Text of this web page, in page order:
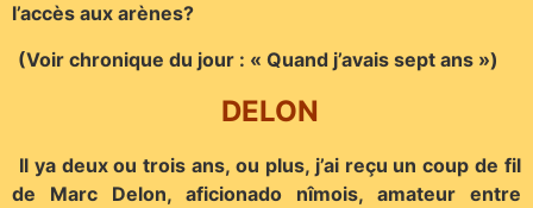
l’accès aux arènes?
(Voir chronique du jour : « Quand j’avais sept ans »)
DELON
Il ya deux ou trois ans, ou plus, j’ai reçu un coup de fil
de Marc Delon, aficionado nîmois, amateur entre